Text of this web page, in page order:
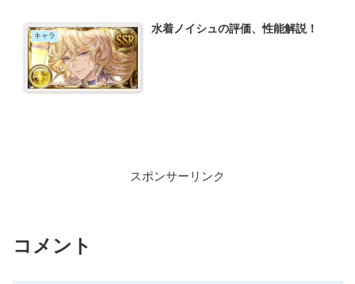
キャラ
水着ノイシュの評価、性能解説！
スポンサーリンク
コメント